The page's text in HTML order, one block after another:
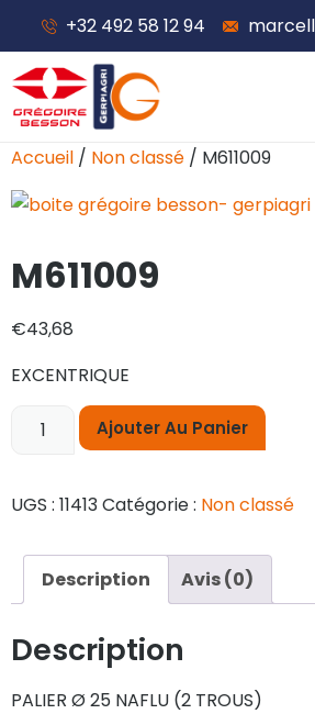
+32 492 58 12 94
Accueil / Non classé / M611009
M611009
€43,68
EXCENTRIQUE
Ajouter Au Panier
UGS : 11413Catégorie : Non classé
Description Avis (0)
Description
PALIER Ø 25 NAFLU (2 TROUS)